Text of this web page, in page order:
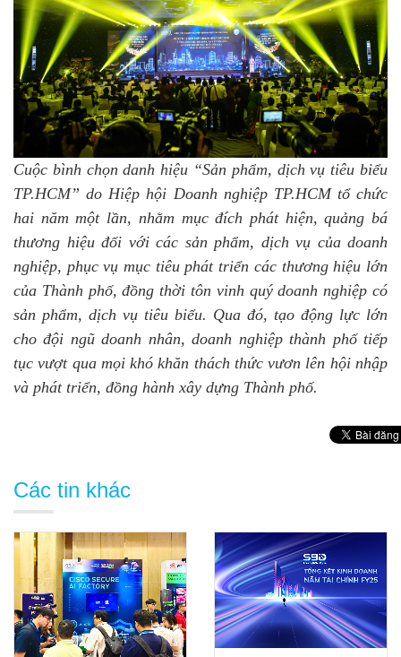
Cuộc bình chọn danh hiệu “Sản phẩm, dịch vụ tiêu biểu
TP.HCM” do Hiệp hội Doanh nghiệp TP.HCM tổ chức
hai năm một lần, nhằm mục đích phát hiện, quảng bá
thương hiệu đối với các sản phẩm, dịch vụ của doanh
nghiệp, phục vụ mục tiêu phát triển các thương hiệu lớn
của Thành phố, đồng thời tôn vinh quý doanh nghiệp có
sản phẩm, dịch vụ tiêu biểu. Qua đó, tạo động lực lớn
cho đội ngũ doanh nhân, doanh nghiệp thành phố tiếp
tục vượt qua mọi khó khăn thách thức vươn lên hội nhập
và phát triển, đồng hành xây dựng Thành phố.
Các tin khác